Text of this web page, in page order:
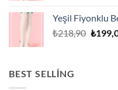
Yeşil Fiyonklu
₺218,90 ₺
BEST SELLING